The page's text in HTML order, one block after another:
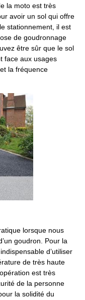
la moto est très
avoir un sol qui offre
stationnement, il est
de goudronnage
être sûr que le sol
face aux usages
la fréquence
lorsque nous
goudron. Pour la
d’utiliser
de très haute
est très
de la personne
la solidité du